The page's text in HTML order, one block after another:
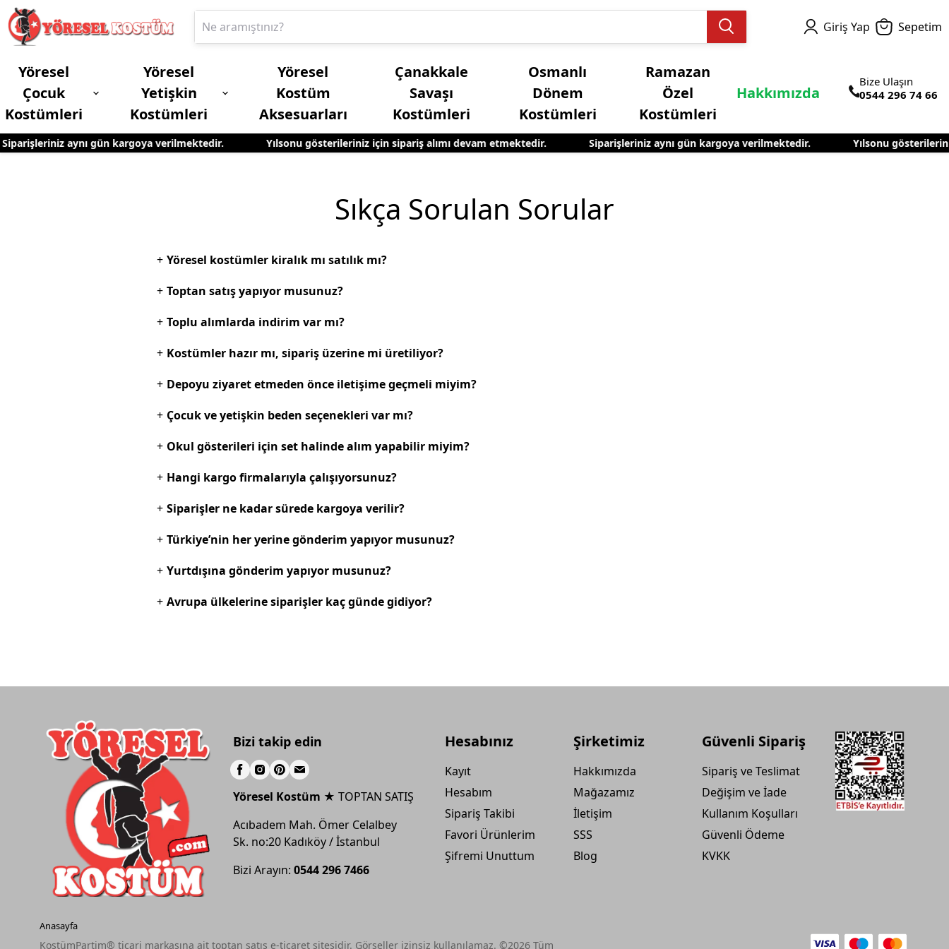
Giriş Yap Sepetim
Yöresel
Çocuk
Kostümleri
Erkek Çocuk Yöresel Kostümleri Kız Çocuk Yöresel Kostümleri
Yöresel
Yetişkin
Kostümleri
Yetişkin Kadın Yöresel Kostümleri Yetişkin Erkek Yöresel Kostümleri
Yöresel
Kostüm
Aksesuarları
Çanakkale
Savaşı
Kostümleri
Osmanlı
Dönem
Kostümleri
Ramazan
Özel
Kostümleri
Hakkımızda
Bize Ulaşın
0544 296 74 66
aynı gün kargoya verilmektedir. Yılsonu gösterileriniz için sipariş alımı devam etmektedir. Siparişleriniz aynı gün kargoya verilmektedir. Yılsonu
Sıkça Sorulan Sorular
+ Yöresel kostümler kiralık mı satılık mı?
+ Toptan satış yapıyor musunuz?
+ Toplu alımlarda indirim var mı?
+ Kostümler hazır mı, sipariş üzerine mi üretiliyor?
+ Depoyu ziyaret etmeden önce iletişime geçmeli miyim?
+ Çocuk ve yetişkin beden seçenekleri var mı?
+ Okul gösterileri için set halinde alım yapabilir miyim?
+ Hangi kargo firmalarıyla çalışıyorsunuz?
+ Siparişler ne kadar sürede kargoya verilir?
+ Türkiye’nin her yerine gönderim yapıyor musunuz?
+ Yurtdışına gönderim yapıyor musunuz?
+ Avrupa ülkelerine siparişler kaç günde gidiyor?
Bizi takip edin
Yöresel Kostüm ★ TOPTAN SATIŞ
Acıbadem Mah. Ömer Celalbey
Sk. no:20 Kadıköy / İstanbul
Bizi Arayın: 0544 296 7466
Hesabınız
Kayıt
Hesabım
Sipariş Takibi
Favori Ürünlerim
Şifremi Unuttum
Şirketimiz
Hakkımızda
Mağazamız
İletişim
SSS
Blog
Güvenli Sipariş
Sipariş ve Teslimat
Değişim ve İade
Kullanım Koşulları
Güvenli Ödeme
KVKK
Anasayfa
KostümPartim® ticari markasına ait toptan satış e-ticaret sitesidir. Görseller izinsiz kullanılamaz. ©2026 Tüm